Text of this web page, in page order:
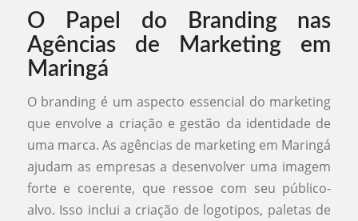
O Papel do Branding nas
Agências de Marketing em
Maringá
O branding é um aspecto essencial do marketing
que envolve a criação e gestão da identidade de
uma marca. As agências de marketing em Maringá
ajudam as empresas a desenvolver uma imagem
forte e coerente, que ressoe com seu público-
alvo. Isso inclui a criação de logotipos, paletas de